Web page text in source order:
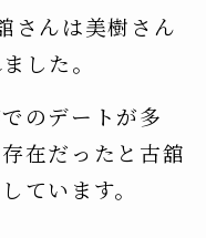
さんは美樹さん
した。
のデートが多
在だったと古舘
ています。